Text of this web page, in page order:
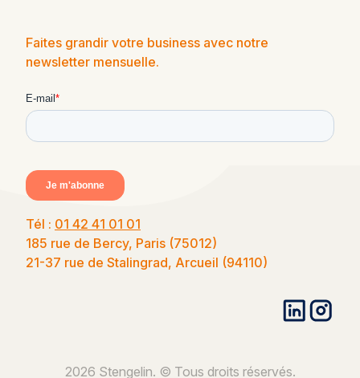
Faites grandir votre business avec notre
newsletter mensuelle.
Tél : 01 42 41 01 01
185 rue de Bercy, Paris (75012)
21-37 rue de Stalingrad, Arcueil (94110)
2026 Stengelin. © Tous droits réservés.